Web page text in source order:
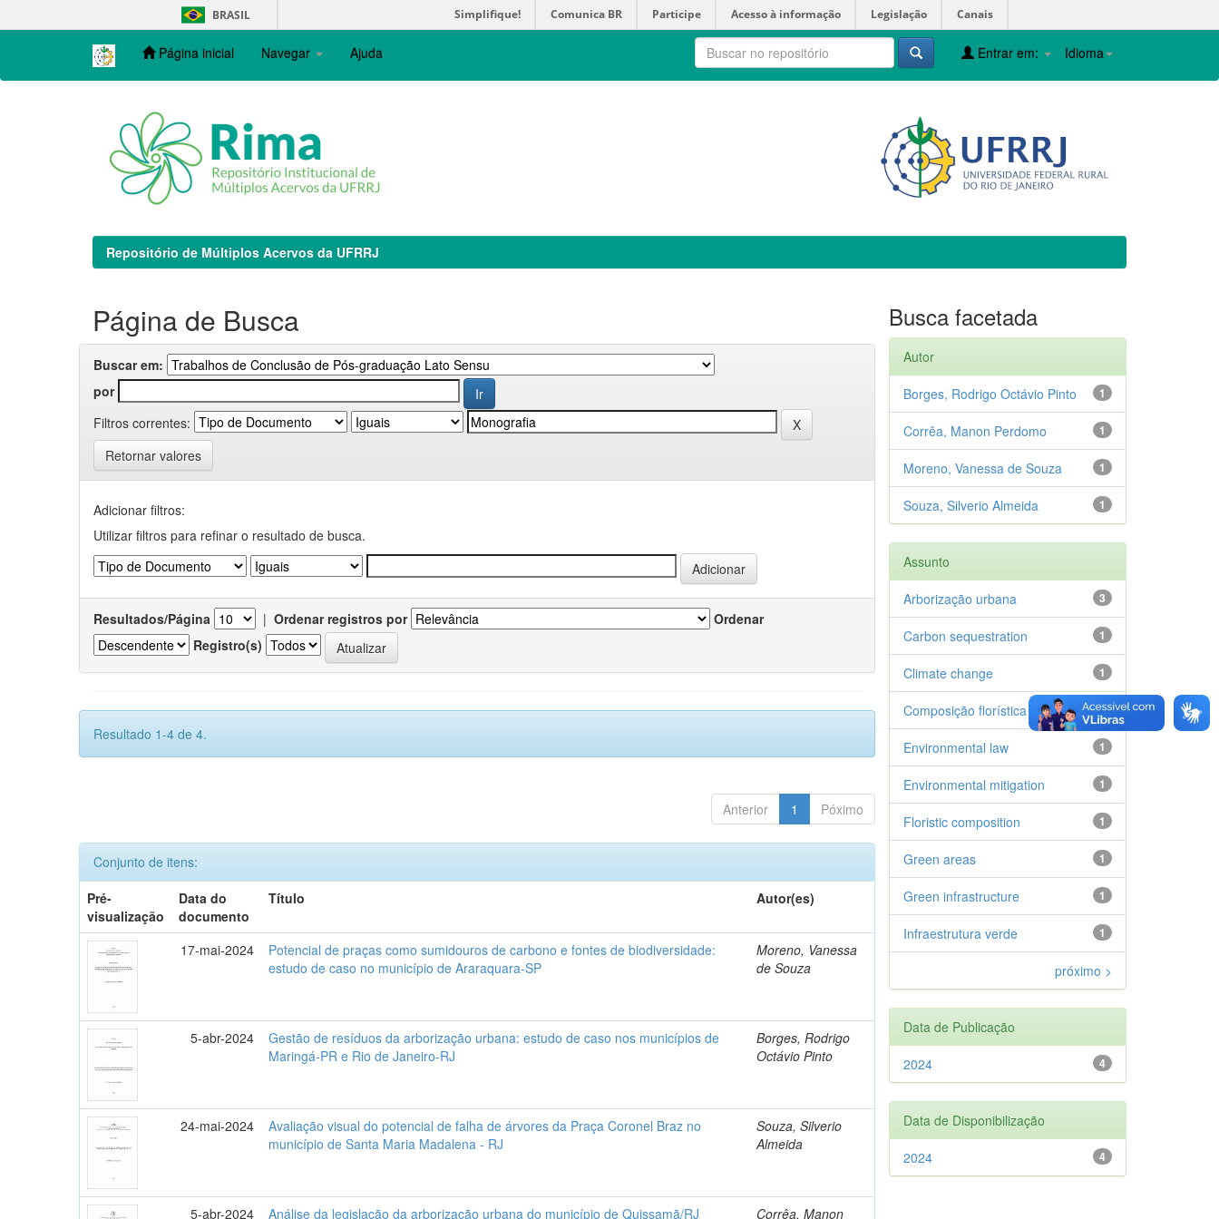
navigation
BRASIL Simplifique! Comunica BR Participe Acesso à informação Legislação Canais
Página inicial Navegar Ajuda Idioma
Entrar em:
Repositório de Múltiplos Acervos da UFRRJ
Página de Busca
Buscar em:
por
Filtros correntes:
Retornar valores
Adicionar filtros:
Utilizar filtros para refinar o resultado de busca.
Resultados/Página | Ordenar registros por
Ordenar
Registro(s)
Resultado 1-4 de 4.
Anterior 1 Póximo
Conjunto de itens:
Pré-
visualização
Data do
documento
Título Autor(es)
17-mai-2024
Potencial de praças como sumidouros de carbono e fontes de biodiversidade:
estudo de caso no município de Araraquara-SP
Moreno, Vanessa
de Souza
5-abr-2024
Gestão de resíduos da arborização urbana: estudo de caso nos municípios de
Maringá-PR e Rio de Janeiro-RJ
Borges, Rodrigo
Octávio Pinto
24-mai-2024
Avaliação visual do potencial de falha de árvores da Praça Coronel Braz no
município de Santa Maria Madalena - RJ
Souza, Silverio
Almeida
5-abr-2024 Análise da legislação da arborização urbana do município de Quissamã/RJ Corrêa, Manon
Busca facetada
Autor
1
Borges, Rodrigo Octávio Pinto
1
Corrêa, Manon Perdomo
1
Moreno, Vanessa de Souza
1
Souza, Silverio Almeida
Assunto
3
Arborização urbana
1
Carbon sequestration
1
Climate change
1
Composição florística
1
Environmental law
1
Environmental mitigation
1
Floristic composition
1
Green areas
1
Green infrastructure
1
Infraestrutura verde
próximo >
Data de Publicação
4
2024
Data de Disponibilização
4
2024